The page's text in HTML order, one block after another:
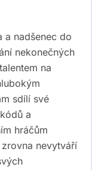
a nadšenec do
nekonečných
na
sdílí své
a
hráčům
nevytváří